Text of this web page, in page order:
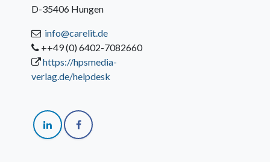
D-35406 Hungen
info@carelit.de
++49 (0) 6402-7082660
https://hpsmedia-
verlag.de/helpdesk